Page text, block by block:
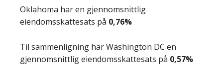
Oklahoma har en gjennomsnittlig
eiendomsskattesats på 0,76%
Til sammenligning har Washington DC en
gjennomsnittlig eiendomsskattesats på 0,57%